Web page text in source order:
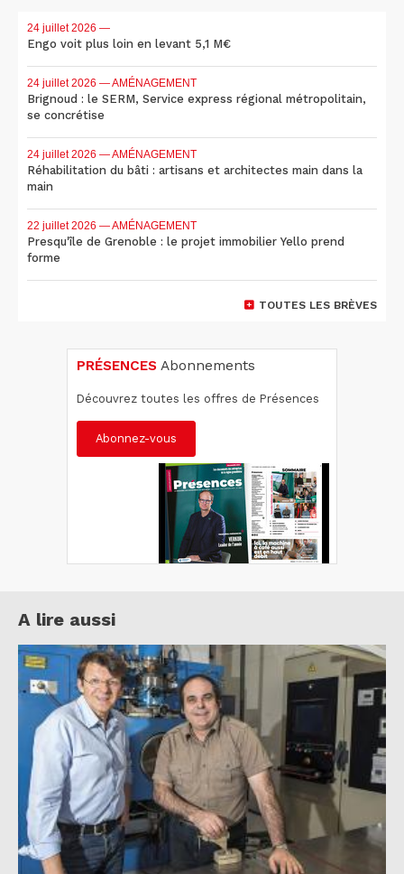
24 juillet 2026 —
Engo voit plus loin en levant 5,1 M€
24 juillet 2026 — AMÉNAGEMENT
Brignoud : le SERM, Service express régional métropolitain,
se concrétise
24 juillet 2026 — AMÉNAGEMENT
Réhabilitation du bâti : artisans et architectes main dans la
main
22 juillet 2026 — AMÉNAGEMENT
Presqu'île de Grenoble : le projet immobilier Yello prend
forme
TOUTES LES BRÈVES
PRÉSENCES Abonnements
Découvrez toutes les offres de Présences
Abonnez-vous
A lire aussi